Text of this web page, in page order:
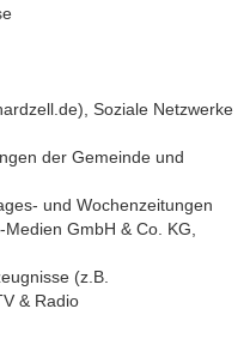
Soziale Netzwerke
der Gemeinde und
und Wochenzeitungen
GmbH & Co. KG,
(z.B.
& Radio